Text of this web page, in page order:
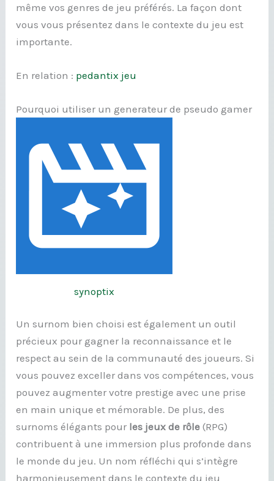
même vos genres de jeu préférés. La façon dont
vous vous présentez dans le contexte du jeu est
importante.
En relation : pedantix jeu
Pourquoi utiliser un generateur de pseudo gamer
synoptix
Un surnom bien choisi est également un outil
précieux pour gagner la reconnaissance et le
respect au sein de la communauté des joueurs. Si
vous pouvez exceller dans vos compétences, vous
pouvez augmenter votre prestige avec une prise
en main unique et mémorable. De plus, des
surnoms élégants pour les jeux de rôle (RPG)
contribuent à une immersion plus profonde dans
le monde du jeu. Un nom réfléchi qui s’intègre
harmonieusement dans le contexte du jeu